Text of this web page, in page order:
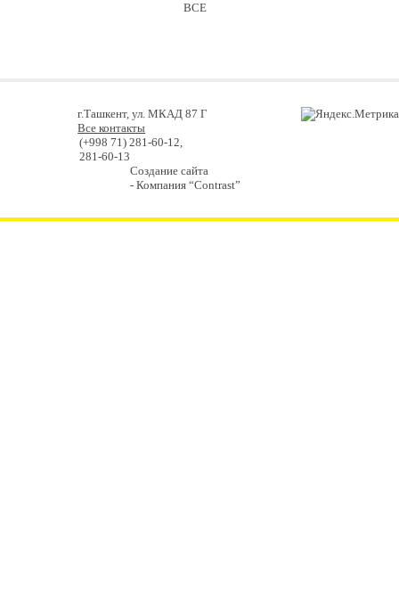
ВСЕ
г.Ташкент, ул. МКАД 87 Г
Все контакты
(+998 71) 281-60-12,
281-60-13
Создание сайта
- Компания “Contrast”